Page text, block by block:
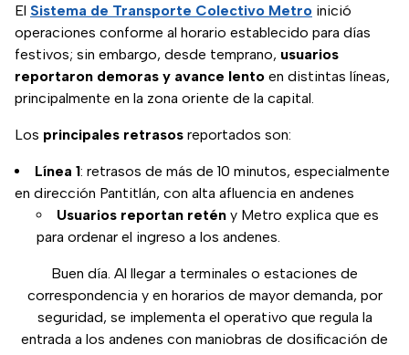
El Sistema de Transporte Colectivo Metro inició
operaciones conforme al horario establecido para días
festivos; sin embargo, desde temprano, usuarios
reportaron demoras y avance lento en distintas líneas,
principalmente en la zona oriente de la capital.
Los principales retrasos reportados son:
Línea 1: retrasos de más de 10 minutos, especialmente
en dirección Pantitlán, con alta afluencia en andenes
Usuarios reportan retén y Metro explica que es
para ordenar el ingreso a los andenes.
Buen día. Al llegar a terminales o estaciones de
correspondencia y en horarios de mayor demanda, por
seguridad, se implementa el operativo que regula la
entrada a los andenes con maniobras de dosificación de